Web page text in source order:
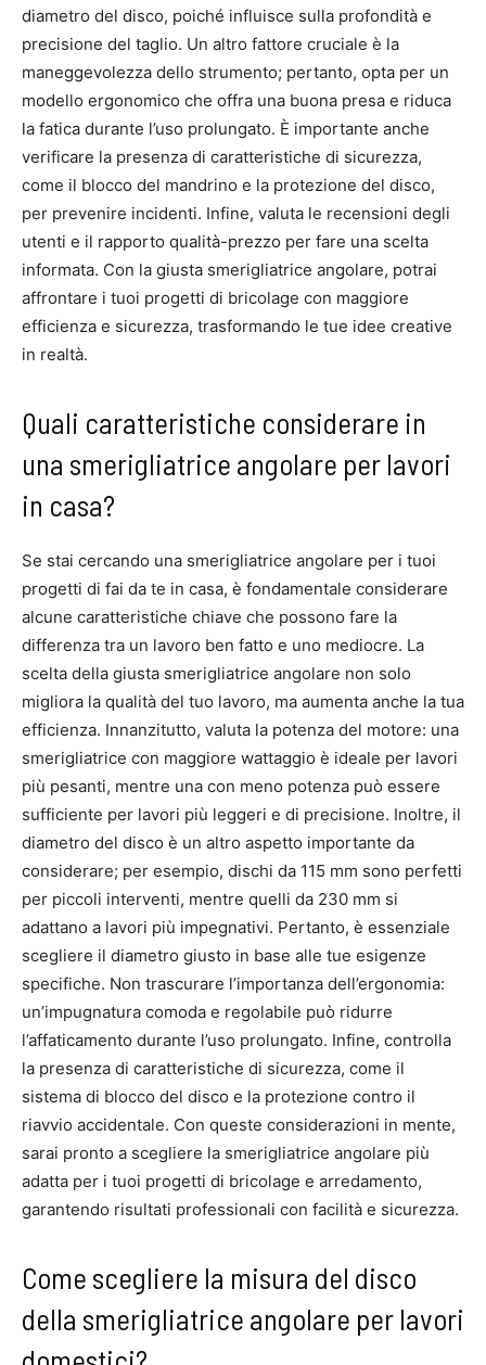
diametro del disco, poiché influisce sulla profondità e
precisione del taglio. Un altro fattore cruciale è la
maneggevolezza dello strumento; pertanto, opta per un
modello ergonomico che offra una buona presa e riduca
la fatica durante l’uso prolungato. È importante anche
verificare la presenza di caratteristiche di sicurezza,
come il blocco del mandrino e la protezione del disco,
per prevenire incidenti. Infine, valuta le recensioni degli
utenti e il rapporto qualità-prezzo per fare una scelta
informata. Con la giusta smerigliatrice angolare, potrai
affrontare i tuoi progetti di bricolage con maggiore
efficienza e sicurezza, trasformando le tue idee creative
in realtà.
Quali caratteristiche considerare in
una smerigliatrice angolare per lavori
in casa?
Se stai cercando una smerigliatrice angolare per i tuoi
progetti di fai da te in casa, è fondamentale considerare
alcune caratteristiche chiave che possono fare la
differenza tra un lavoro ben fatto e uno mediocre. La
scelta della giusta smerigliatrice angolare non solo
migliora la qualità del tuo lavoro, ma aumenta anche la tua
efficienza. Innanzitutto, valuta la potenza del motore: una
smerigliatrice con maggiore wattaggio è ideale per lavori
più pesanti, mentre una con meno potenza può essere
sufficiente per lavori più leggeri e di precisione. Inoltre, il
diametro del disco è un altro aspetto importante da
considerare; per esempio, dischi da 115 mm sono perfetti
per piccoli interventi, mentre quelli da 230 mm si
adattano a lavori più impegnativi. Pertanto, è essenziale
scegliere il diametro giusto in base alle tue esigenze
specifiche. Non trascurare l’importanza dell’ergonomia:
un’impugnatura comoda e regolabile può ridurre
l’affaticamento durante l’uso prolungato. Infine, controlla
la presenza di caratteristiche di sicurezza, come il
sistema di blocco del disco e la protezione contro il
riavvio accidentale. Con queste considerazioni in mente,
sarai pronto a scegliere la smerigliatrice angolare più
adatta per i tuoi progetti di bricolage e arredamento,
garantendo risultati professionali con facilità e sicurezza.
Come scegliere la misura del disco
della smerigliatrice angolare per lavori